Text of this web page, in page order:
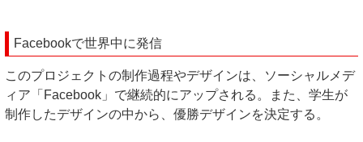
Facebookで世界中に発信
このプロジェクトの制作過程やデザインは、ソーシャルメデ
ィア「Facebook」で継続的にアップされる。また、学生が
制作したデザインの中から、優勝デザインを決定する。